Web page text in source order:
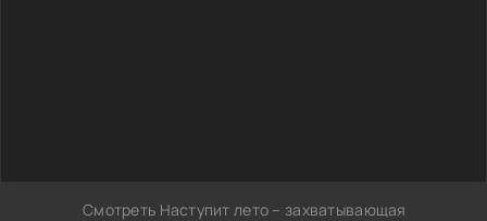
Смотреть Наступит лето – захватывающая